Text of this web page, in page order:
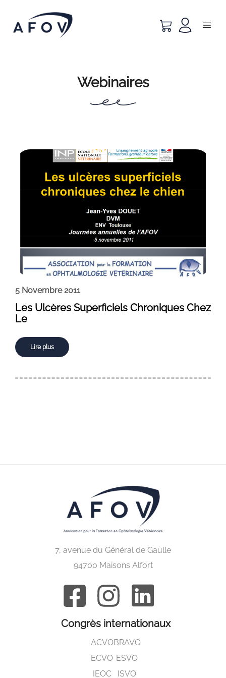
Webinaires
5 Novembre 2011
Les Ulcères Superficiels Chroniques Chez
Le
Lire plus
7, avenue du Général de Gaulle
94700 Maisons Alfort
Congrès internationaux
ACVO
ECVO
IEOC
BRAVO
ESVO
ISVO